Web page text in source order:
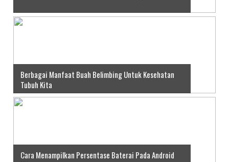
Berbagai Manfaat Buah Belimbing Untuk Kesehatan
Tubuh Kita
Cara Menampilkan Persentase Baterai Pada Android